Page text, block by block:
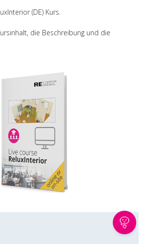
(DE) Kurs.
die Beschreibung und die